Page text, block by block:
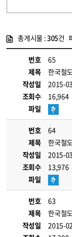
총게시물 :305건
번호
65
제목
한국철
작성일
2015-
조회수
16,964
파일
번호
64
제목
한국철
작성일
2015-
조회수
13,976
파일
번호
63
제목
한국철
작성일
2015-